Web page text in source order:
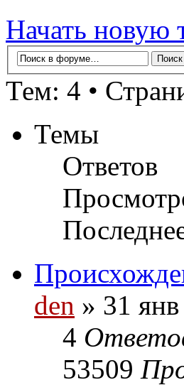
Начать новую
Тем: 4 •
Темы
Ответов
den » 31
4
53509